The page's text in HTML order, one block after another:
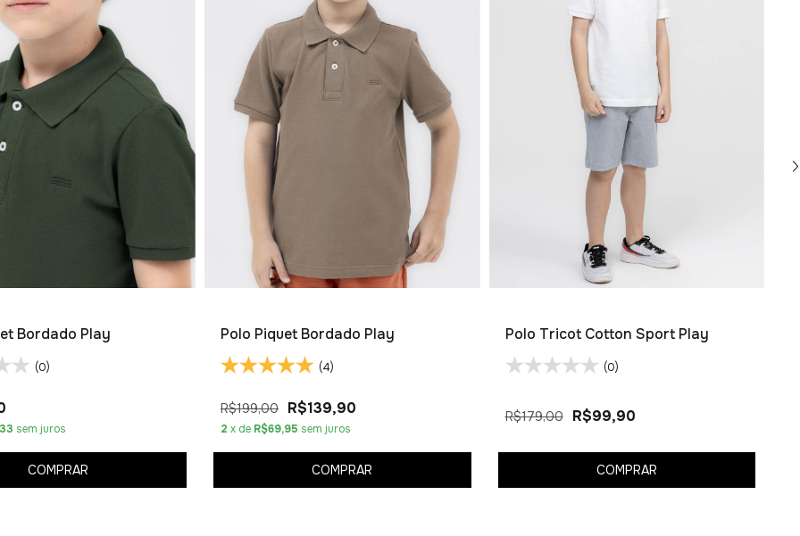
Bordado Play
(0)
sem juros
COMPRAR
Polo Piquet Bordado Play
(4)
R$199,00 R$139,90
2 x de R$69,95 sem juros
COMPRAR
Polo Tricot Cotton Sport Play
(0)
R$179,00 R$99,90
COMPRAR